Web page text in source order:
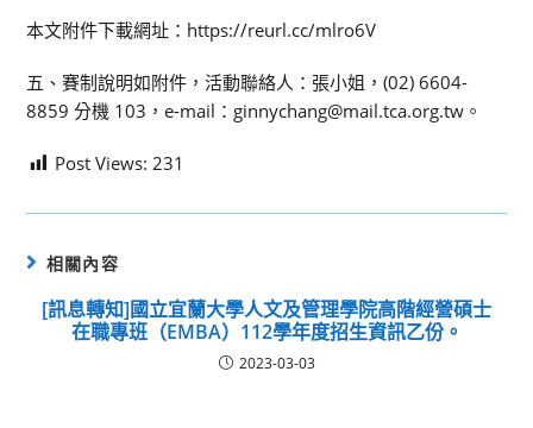
本文附件下載網址：https://reurl.cc/mlro6V
五、賽制說明如附件，活動聯絡人：張小姐，(02) 6604-
8859 分機 103，e-mail：ginnychang@mail.tca.org.tw。
Post Views: 231
相關內容
[訊息轉知]國立宜蘭大學人文及管理學院高階經營碩士
在職專班（EMBA）112學年度招生資訊乙份。
2023-03-03